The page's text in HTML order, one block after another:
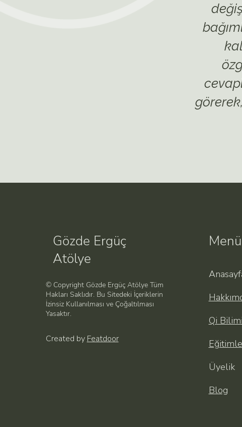
Gözde Ergüç
Atölye
© Copyright Gözde Ergüç Atölye Tüm
Hakları Saklıdır. Bu Sitedeki İçeriklerin
İzinsiz Kullanılması ve Çoğaltılması
Yasaktır.
Created byFeatdoor
Menü
Qi
Üyelik
Blog